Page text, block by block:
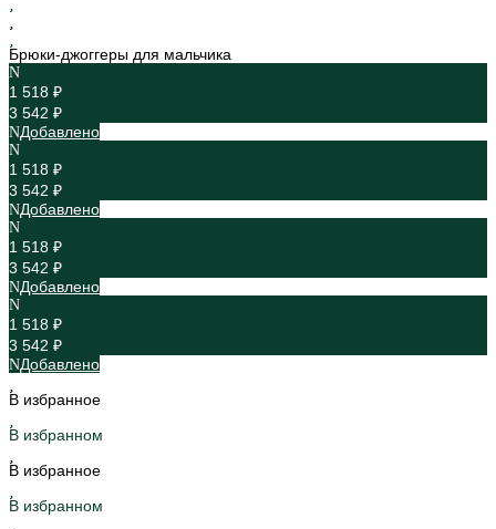
Брюки-джоггеры для мальчика
1 518 ₽
3 542 ₽
Добавлено
1 518 ₽
3 542 ₽
Добавлено
1 518 ₽
3 542 ₽
Добавлено
1 518 ₽
3 542 ₽
Добавлено
В избранное
В избранном
В избранное
В избранном